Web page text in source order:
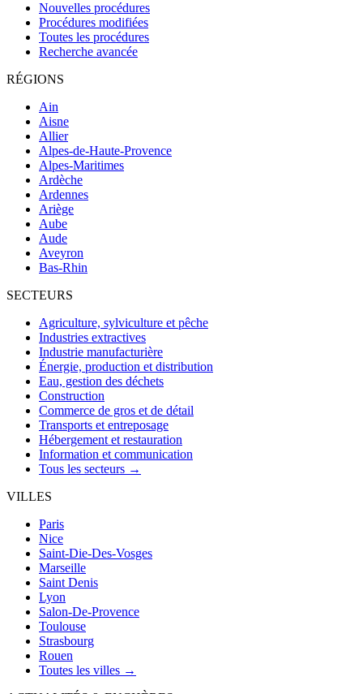
Nouvelles procédures
Procédures modifiées
Toutes les procédures
Recherche avancée
RÉGIONS
Ain
Aisne
Allier
Alpes-de-Haute-Provence
Alpes-Maritimes
Ardèche
Ardennes
Ariège
Aube
Aude
Aveyron
Bas-Rhin
SECTEURS
Agriculture, sylviculture et pêche
Industries extractives
Industrie manufacturière
Énergie, production et distribution
Eau, gestion des déchets
Construction
Commerce de gros et de détail
Transports et entreposage
Hébergement et restauration
Information et communication
Tous les secteurs →
VILLES
Paris
Nice
Saint-Die-Des-Vosges
Marseille
Saint Denis
Lyon
Salon-De-Provence
Toulouse
Strasbourg
Rouen
Toutes les villes →